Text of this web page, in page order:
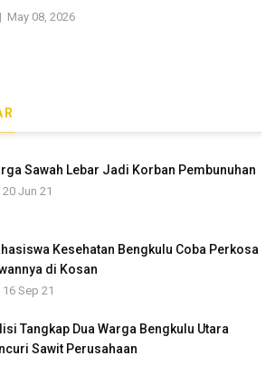
May 08, 2026
Sawah Lebar Jadi Korban Pembunuhan
20 Jun 21
Kesehatan Bengkulu Coba Perkosa
di Kosan
16 Sep 21
Tangkap Dua Warga Bengkulu Utara
Sawit Perusahaan